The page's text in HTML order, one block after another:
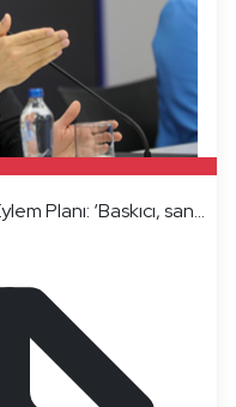
Planı: ‘Baskıcı, san...